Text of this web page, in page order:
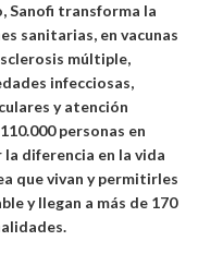
Sanofi transforma la
sanitarias, en vacunas
múltiple,
infecciosas,
y atención
personas en
diferencia en la vida
que vivan y permitirles
y llegan a más de 170